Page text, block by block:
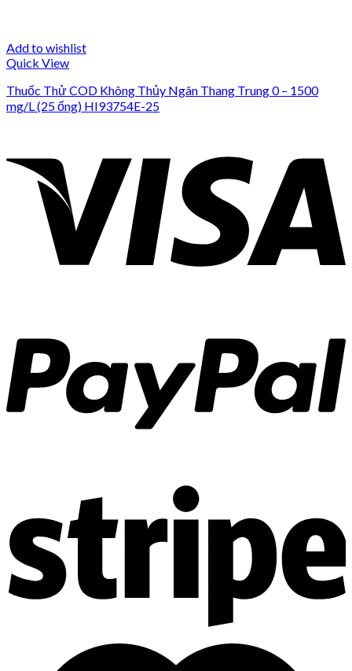
Add to wishlist
Quick View
Thuốc Thử COD Không Thủy Ngân Thang Trung 0 – 1500
mg/L (25 ống) HI93754E-25